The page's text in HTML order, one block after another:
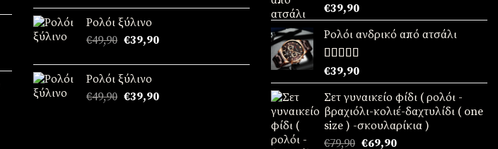
was:
€49,90.
τιμή
€39,90.
Ρολόι ξύλινο
€49,90 Original
was:
€49,90.
€39,90Η
τιμή
€39,90.
Ρολόι ξύλινο
€49,90 Original
€39,90Η
Βαθμολογήθηκε
με5.00από
5
€39,90
Ρολόι ανδρικό από ατσάλι
Βαθμολογήθηκε
με5.00από
5
€39,90
Σετ γυναικείο φίδι ( ρολόι -
βραχιόλι-κολιέ-δαχτυλίδι ( one
size ) -σκουλαρίκια )
€79,90 Original
€69,90Η